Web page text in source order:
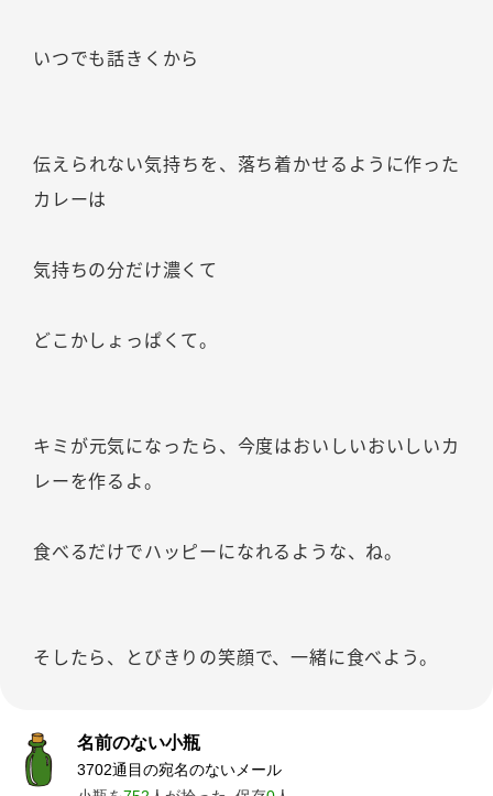
いつでも話きくから
伝えられない気持ちを、落ち着かせるように作った
カレーは
気持ちの分だけ濃くて
どこかしょっぱくて。
キミが元気になったら、今度はおいしいおいしいカ
レーを作るよ。
食べるだけでハッピーになれるような、ね。
そしたら、とびきりの笑顔で、一緒に食べよう。
名前のない小瓶
3702通目の宛名のないメール